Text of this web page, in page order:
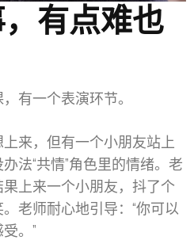
有点难也
有一个表演环节。
来，但有一个小朋友站上
法“共情”角色里的情绪。老
上来一个小朋友，抖了个
老师耐心地引导：“你可以
。”